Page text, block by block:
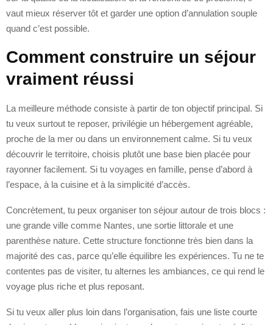
vaut mieux réserver tôt et garder une option d’annulation souple
quand c’est possible.
Comment construire un séjour
vraiment réussi
La meilleure méthode consiste à partir de ton objectif principal. Si
tu veux surtout te reposer, privilégie un hébergement agréable,
proche de la mer ou dans un environnement calme. Si tu veux
découvrir le territoire, choisis plutôt une base bien placée pour
rayonner facilement. Si tu voyages en famille, pense d’abord à
l’espace, à la cuisine et à la simplicité d’accès.
Concrètement, tu peux organiser ton séjour autour de trois blocs :
une grande ville comme Nantes, une sortie littorale et une
parenthèse nature. Cette structure fonctionne très bien dans la
majorité des cas, parce qu’elle équilibre les expériences. Tu ne te
contentes pas de visiter, tu alternes les ambiances, ce qui rend le
voyage plus riche et plus reposant.
Si tu veux aller plus loin dans l’organisation, fais une liste courte